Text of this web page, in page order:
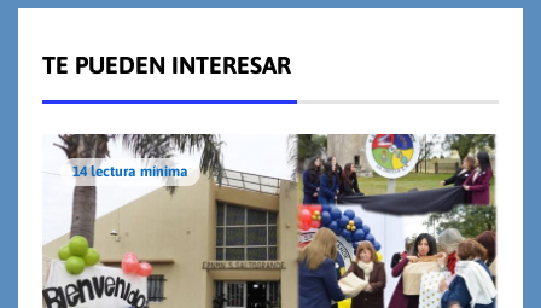
TE PUEDEN INTERESAR
14 lectura mínima